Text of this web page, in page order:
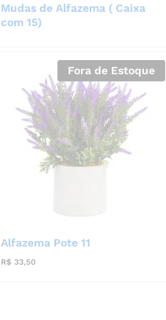
Mudas de Alfazema ( Caixa
com 15)
Fora de Estoque
Alfazema Pote 11
R$ 33,50